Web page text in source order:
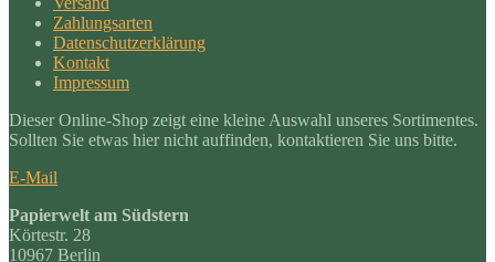
Zahlungsarten
Datenschutzerklärung
Kontakt
Impressum
Dieser Online-Shop zeigt eine kleine Auswahl unseres Sortimentes.
Sollten Sie etwas hier nicht auffinden, kontaktieren Sie uns bitte.
E-Mail
Papierwelt am Südstern
Körtestr. 28
10967 Berlin